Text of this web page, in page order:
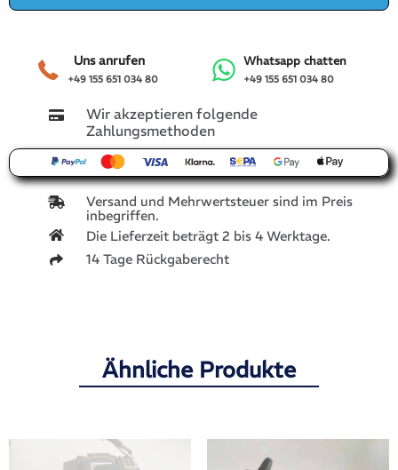
+49 155 651 034 80
Uns anrufen
+49 155 651 034 80
Whatsapp chatten
Wir akzeptieren folgende
Zahlungsmethoden
Versand und Mehrwertsteuer sind im Preis
inbegriffen.
Die Lieferzeit beträgt 2 bis 4 Werktage.
14 Tage Rückgaberecht
Ähnliche Produkte